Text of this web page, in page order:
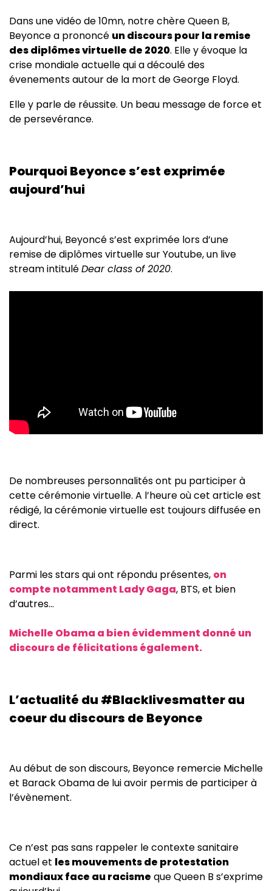
Dans une vidéo de 10mn, notre chère Queen B,
Beyonce a prononcé un discours pour la remise
des diplômes virtuelle de 2020. Elle y évoque la
crise mondiale actuelle qui a découlé des
évenements autour de la mort de George Floyd.
Elle y parle de réussite. Un beau message de force et
de persevérance.
Pourquoi Beyonce s’est exprimée
aujourd’hui
Aujourd’hui, Beyoncé s’est exprimée lors d’une
remise de diplômes virtuelle sur Youtube, un live
stream intituléDear class of 2020.
De nombreuses personnalités ont pu participer à
cette cérémonie virtuelle. A l’heure où cet article est
rédigé, la cérémonie virtuelle est toujours diffusée en
direct.
Parmi les stars qui ont répondu présentes, on
compte notamment Lady Gaga, BTS, et bien
d’autres…
Michelle Obama a bien évidemment donné un
discours de félicitations également.
L’actualité du #Blacklivesmatter au
coeur du discours de Beyonce
Au début de son discours, Beyonce remercie Michelle
et Barack Obama de lui avoir permis de participer à
l’évènement.
Ce n’est pas sans rappeler le contexte sanitaire
actuel et les mouvements de protestation
mondiaux face au racisme que Queen B s’exprime